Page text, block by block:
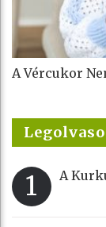
A Vércukor
1 A